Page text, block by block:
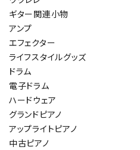
ギター関連小物
アンプ
エフェクター
ライフスタイルグッズ
ドラム
電子ドラム
ハードウェア
グランドピアノ
アップライトピアノ
中古ピアノ